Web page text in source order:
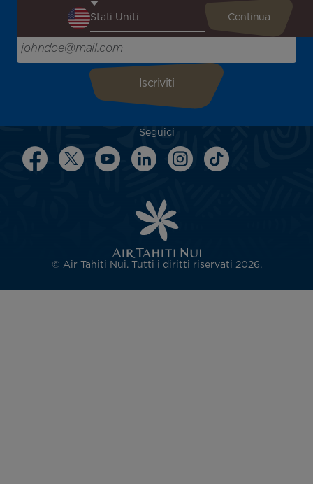
per il tuo prossimo viaggio!
Inserisci la tua email qui
Seguici
© Air Tahiti Nui. Tutti i diritti riservati 2026.